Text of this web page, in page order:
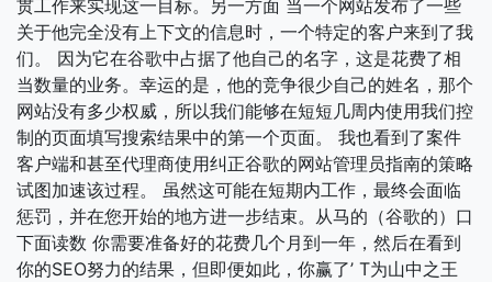
贯工作来实现这一目标。另一方面 当一个网站发布了一些
关于他完全没有上下文的信息时，一个特定的客户来到了我
们。 因为它在谷歌中占据了他自己的名字，这是花费了相
当数量的业务。幸运的是，他的竞争很少自己的姓名，那个
网站没有多少权威，所以我们能够在短短几周内使用我们控
制的页面填写搜索结果中的第一个页面。 我也看到了案件
客户端和甚至代理商使用纠正谷歌的网站管理员指南的策略
试图加速该过程。 虽然这可能在短期内工作，最终会面临
惩罚，并在您开始的地方进一步结束。从马的（谷歌的）口
下面读数 你需要准备好的花费几个月到一年，然后在看到
你的SEO努力的结果，但即便如此，你赢了’ T为山中之王